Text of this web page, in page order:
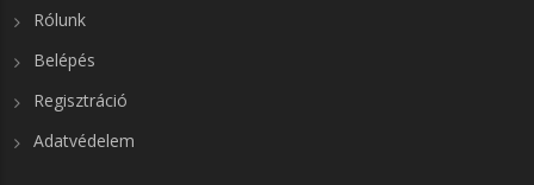
Rólunk
Belépés
Regisztráció
Adatvédelem